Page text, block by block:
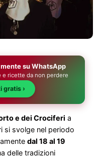
su WhatsApp
e ricette da non perdere
gratis ›
e dei Crociferi a
si svolge nel periodo
dal 18 al 19
delle tradizioni